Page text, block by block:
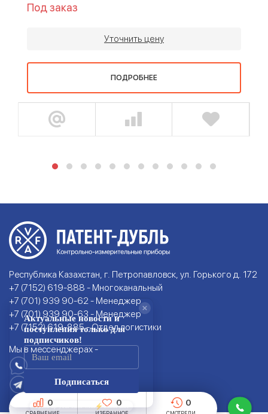
Под заказ
Уточнить цену
ПОДРОБНЕЕ
Республика Казахстан, г. Петропавловск, ул. Горького д. 172
+7 (7152) 619-888 - Многоканальный
+7 (701) 939 90-62 - Менеджер
+7 (701) 939 90-63 - Менеджер
+7 (7152) 619-885 - Отдел логистики
Мы в мессенджерах -
0 0 0